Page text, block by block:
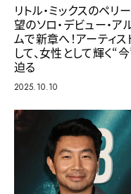
リトル・ミックスのペリ
望のソロ・デビュー・ア
ムで新章へ！アーティス
して、女性として輝く“
迫る
2025.10.10